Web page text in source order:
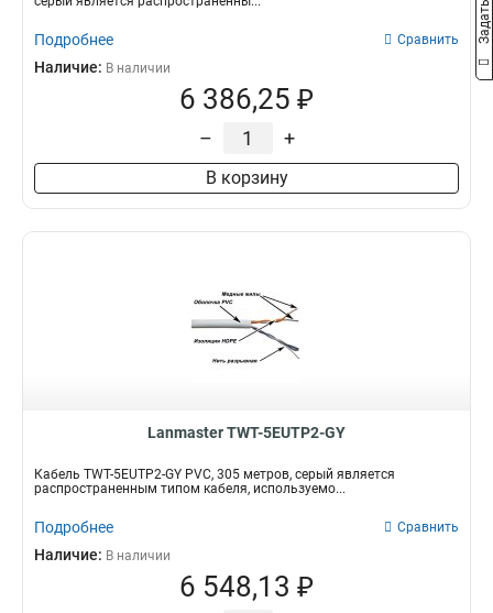
Подробнее Сравнить
Наличие: В наличии
6 386,25 ₽
– +
В корзину
Lanmaster TWT-5EUTP2-GY
Кабель TWT-5EUTP2-GY PVC, 305 метров, серый является
распространенным типом кабеля, используемо...
Подробнее Сравнить
Наличие: В наличии
6 548,13 ₽